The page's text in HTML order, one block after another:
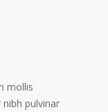
mollis
pulvinar